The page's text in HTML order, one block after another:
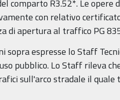
comparto R3.52*. Le opere
con relativo
di apertura al traffico PG
sopra espresse lo Staff
pubblico. Lo Staff rileva
sull'arco stradale il